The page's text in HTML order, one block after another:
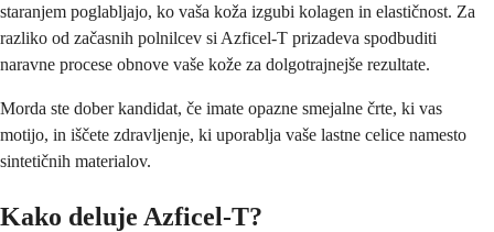
staranjem poglabljajo, ko vaša koža izgubi kolagen in elastičnost. Za
razliko od začasnih polnilcev si Azficel-T prizadeva spodbuditi
naravne procese obnove vaše kože za dolgotrajnejše rezultate.
Morda ste dober kandidat, če imate opazne smejalne črte, ki vas
motijo, in iščete zdravljenje, ki uporablja vaše lastne celice namesto
sintetičnih materialov.
Kako deluje Azficel-T?